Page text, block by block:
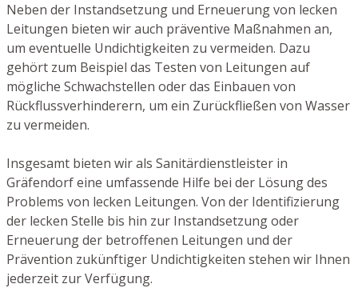
Neben der Instandsetzung und Erneuerung von lecken
Leitungen bieten wir auch präventive Maßnahmen an,
um eventuelle Undichtigkeiten zu vermeiden. Dazu
gehört zum Beispiel das Testen von Leitungen auf
mögliche Schwachstellen oder das Einbauen von
Rückflussverhinderern, um ein Zurückfließen von Wasser
zu vermeiden.
Insgesamt bieten wir als Sanitärdienstleister in
Gräfendorf eine umfassende Hilfe bei der Lösung des
Problems von lecken Leitungen. Von der Identifizierung
der lecken Stelle bis hin zur Instandsetzung oder
Erneuerung der betroffenen Leitungen und der
Prävention zukünftiger Undichtigkeiten stehen wir Ihnen
jederzeit zur Verfügung.